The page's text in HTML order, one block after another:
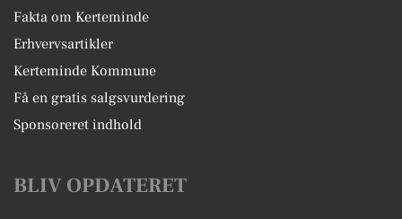
Fakta om Kerteminde
Erhvervsartikler
Kerteminde Kommune
Få en gratis salgsvurdering
Sponsoreret indhold
BLIV OPDATERET